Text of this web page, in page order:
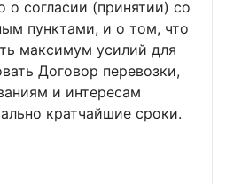
о согласии (принятии) со
пунктами, и о том, что
максимум усилий для
Договор перевозки,
и интересам
кратчайшие сроки.